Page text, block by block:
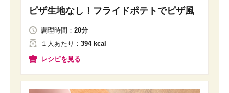
ピザ生地なし！フライドポテトでピザ風
調理時間： 20分
１人あたり ： 394 kcal
レシピを見る